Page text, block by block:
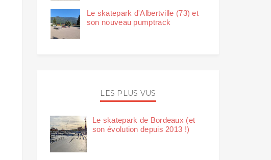
Le skatepark d'Albertville (73) et
son nouveau pumptrack
LES PLUS VUS
Le skatepark de Bordeaux (et
son évolution depuis 2013 !)